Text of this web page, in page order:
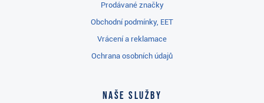
Prodávané značky
Obchodní podmínky, EET
Vrácení a reklamace
Ochrana osobních údajů
Naše služby